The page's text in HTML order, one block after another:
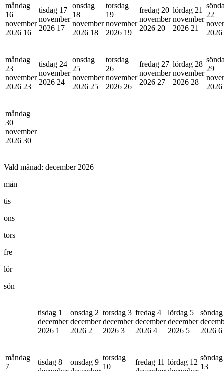
måndag
16
november
2026 16
tisdag 17
november
2026 17
onsdag
18
november
2026 18
torsdag
19
november
2026 19
fredag 20
november
2026 20
lördag 21
november
2026 21
22
2026
måndag
23
november
2026 23
tisdag 24
november
2026 24
onsdag
25
november
2026 25
torsdag
26
november
2026 26
fredag 27
november
2026 27
lördag 28
november
2026 28
29
2026
måndag
30
november
2026 30
Vald månad: december 2026
mån
tis
ons
tors
fre
lör
sön
tisdag 1
december
2026 1
onsdag 2
december
2026 2
torsdag 3
december
2026 3
fredag 4
december
2026 4
lördag 5
december
2026 5
2026 6
måndag
7
tisdag 8
onsdag 9
torsdag
10
fredag 11 lördag 12
söndag
13